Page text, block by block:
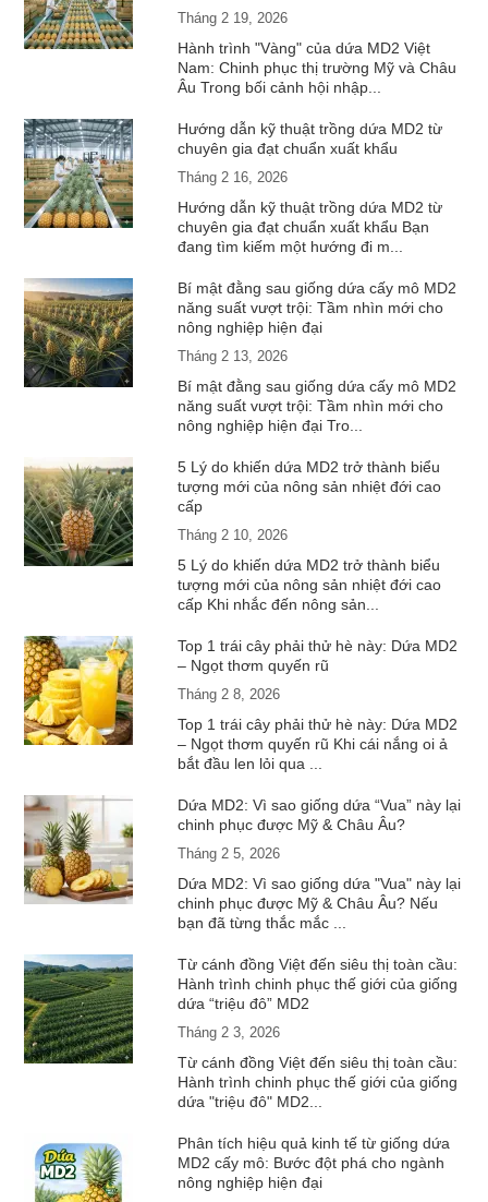
Tháng 2 19, 2026
Hành trình "Vàng" của dứa MD2 Việt
Nam: Chinh phục thị trường Mỹ và Châu
Âu Trong bối cảnh hội nhập...
Hướng dẫn kỹ thuật trồng dứa MD2 từ
chuyên gia đạt chuẩn xuất khẩu
Tháng 2 16, 2026
Hướng dẫn kỹ thuật trồng dứa MD2 từ
chuyên gia đạt chuẩn xuất khẩu Bạn
đang tìm kiếm một hướng đi m...
Bí mật đằng sau giống dứa cấy mô MD2
năng suất vượt trội: Tầm nhìn mới cho
nông nghiệp hiện đại
Tháng 2 13, 2026
Bí mật đằng sau giống dứa cấy mô MD2
năng suất vượt trội: Tầm nhìn mới cho
nông nghiệp hiện đại Tro...
5 Lý do khiến dứa MD2 trở thành biểu
tượng mới của nông sản nhiệt đới cao
cấp
Tháng 2 10, 2026
5 Lý do khiến dứa MD2 trở thành biểu
tượng mới của nông sản nhiệt đới cao
cấp Khi nhắc đến nông sản...
Top 1 trái cây phải thử hè này: Dứa MD2
– Ngọt thơm quyến rũ
Tháng 2 8, 2026
Top 1 trái cây phải thử hè này: Dứa MD2
– Ngọt thơm quyến rũ Khi cái nắng oi ả
bắt đầu len lỏi qua ...
Dứa MD2: Vì sao giống dứa “Vua” này lại
chinh phục được Mỹ & Châu Âu?
Tháng 2 5, 2026
Dứa MD2: Vì sao giống dứa "Vua" này lại
chinh phục được Mỹ & Châu Âu? Nếu
bạn đã từng thắc mắc ...
Từ cánh đồng Việt đến siêu thị toàn cầu:
Hành trình chinh phục thế giới của giống
dứa “triệu đô” MD2
Tháng 2 3, 2026
Từ cánh đồng Việt đến siêu thị toàn cầu:
Hành trình chinh phục thế giới của giống
dứa "triệu đô" MD2...
Phân tích hiệu quả kinh tế từ giống dứa
MD2 cấy mô: Bước đột phá cho ngành
nông nghiệp hiện đại